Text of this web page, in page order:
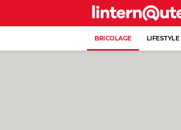
BRICOLAGE LIFESTYLE